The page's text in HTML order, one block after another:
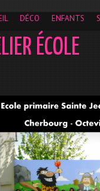
DÉCO ENFANTS
ÉCOLE